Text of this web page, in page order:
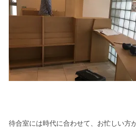
待合室には時代に合わせて、お忙しい方